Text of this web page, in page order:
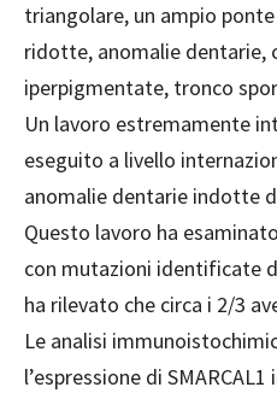
triangolare, un ampio
ridotte, anomalie dentarie,
iperpigmentate, tronco
Un lavoro estremamente
eseguito a livello
anomalie dentarie indotte
Questo lavoro ha
con mutazioni identificate
ha rilevato che circa i 2/3
Le analisi
l’espressione di